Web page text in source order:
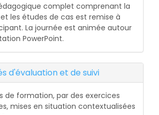
complet comprenant la
les études de cas est remise à
La journée est animée autour
PowerPoint.
d'évaluation et de suivi
de formation, par des exercices
mises en situation contextualisées